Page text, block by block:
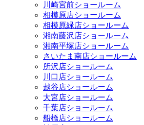
川崎宮前ショールーム
相模原店ショールーム
相模原緑店ショールーム
湘南藤沢店ショールーム
湘南平塚店ショールーム
さいたま南店ショールーム
所沢店ショールーム
川口店ショールーム
越谷店ショールーム
大宮店ショールーム
千葉店ショールーム
船橋店ショールーム